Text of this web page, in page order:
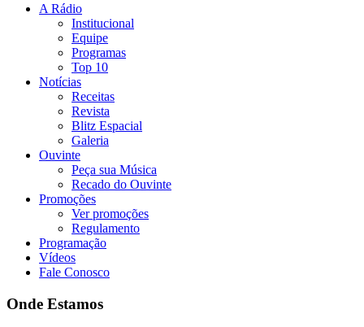
A Rádio
Institucional
Equipe
Programas
Top 10
Notícias
Receitas
Revista
Blitz Espacial
Galeria
Ouvinte
Peça sua Música
Recado do Ouvinte
Promoções
Ver promoções
Regulamento
Programação
Vídeos
Fale Conosco
Onde Estamos